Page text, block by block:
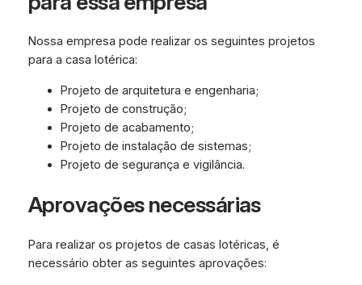
Nossa empresa pode realizar os seguintes projetos
para a casa lotérica:
Projeto de arquitetura e engenharia;
Projeto de construção;
Projeto de acabamento;
Projeto de instalação de sistemas;
Projeto de segurança e vigilância.
Aprovações necessárias
Para realizar os projetos de casas lotéricas, é
necessário obter as seguintes aprovações: